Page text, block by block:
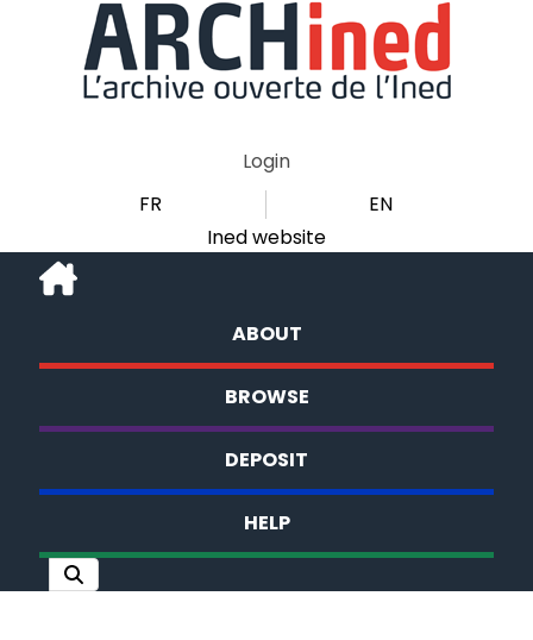
Login
FR
EN
Ined website
ABOUT
BROWSE
DEPOSIT
HELP